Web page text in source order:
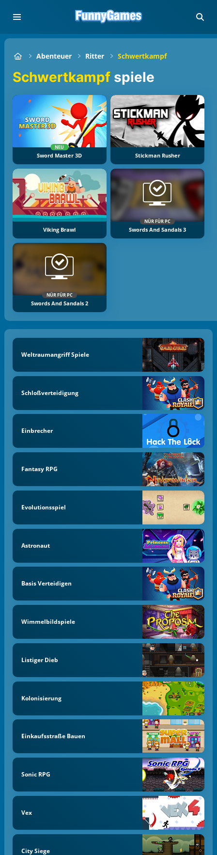
Abenteuer Ritter Schwertkampf
Schwertkampf spiele
NEU
Sword Master 3D Stickman Rusher
Viking Brawl
NÜR FÜR PC
Swords And Sandals 3
NÜR FÜR PC
Swords And Sandals 2
Weltraumangriff Spiele
Schloßverteidigung
Einbrecher
Fantasy RPG
Evolutionsspiel
Astronaut
Basis Verteidigen
Wimmelbildspiele
Listiger Dieb
Kolonisierung
Einkaufsstraße Bauen
Sonic RPG
Vex
City Siege